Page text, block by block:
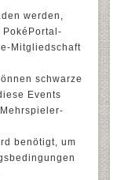
werden,
Mitgliedschaft
schwarze
Events
benötigt, um